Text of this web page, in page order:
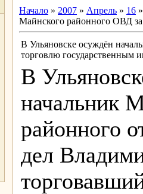
Начало » 2007 » Апрель » 16
Майнского районного ОВД
В Ульяновске осуждён
торговлю государственным
В
начальник
районного
дел